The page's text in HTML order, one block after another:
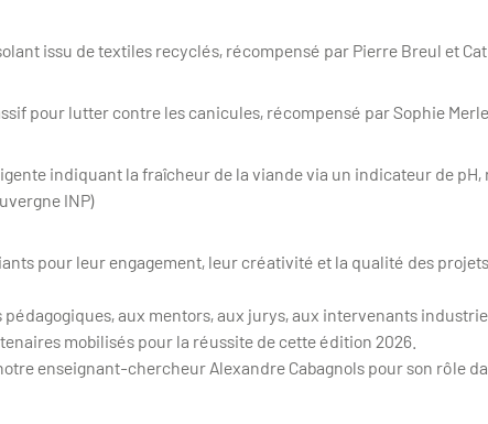
Isolant issu de textiles recyclés, récompensé par Pierre Breul et
pour lutter contre les canicules, récompensé par Sophie
indiquant la fraîcheur de la viande via un indicateur de
INP)
pour leur engagement, leur créativité et la qualité des
aux mentors, aux jurys, aux intervenants
mobilisés pour la réussite de cette édition 2026.
enseignant-chercheur Alexandre Cabagnols pour son rôle